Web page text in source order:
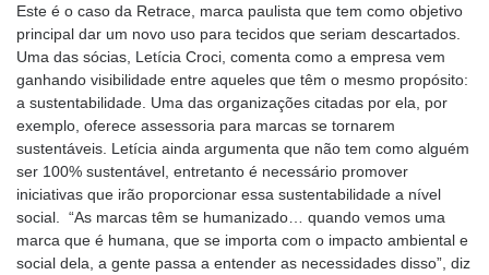
Este é o caso da Retrace, marca paulista que tem como objetivo
principal dar um novo uso para tecidos que seriam descartados.
Uma das sócias, Letícia Croci, comenta como a empresa vem
ganhando visibilidade entre aqueles que têm o mesmo propósito:
a sustentabilidade. Uma das organizações citadas por ela, por
exemplo, oferece assessoria para marcas se tornarem
sustentáveis. Letícia ainda argumenta que não tem como alguém
ser 100% sustentável, entretanto é necessário promover
iniciativas que irão proporcionar essa sustentabilidade a nível
social. “As marcas têm se humanizado… quando vemos uma
marca que é humana, que se importa com o impacto ambiental e
social dela, a gente passa a entender as necessidades disso”, diz